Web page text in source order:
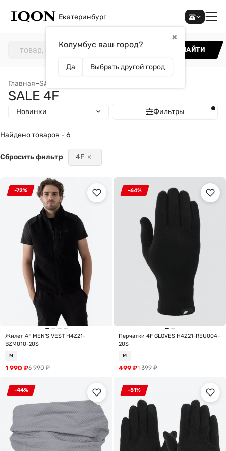
Екатеринбург
✖
Колумбус ваш город?
Да Выбрать другой город
НАЙТИ
Главная–SALE
SALE 4F
Новинки Фильтры
Найдено товаров - 6
4F
Сбросить фильтр
-72%
Жилет 4F MEN'S VEST H4Z21-
BZM010-20S
M
6 990₽
1 990 ₽
-64%
Перчатки 4F GLOVES H4Z21-REU004-
20S
M
1 399₽
499 ₽
-44% -51%